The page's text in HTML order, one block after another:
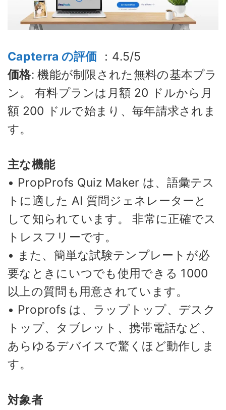
Capterra の評価 ：4.5/5
価格: 機能が制限された無料の基本プラ
ン。 有料プランは月額 20 ドルから月
額 200 ドルで始まり、毎年請求されま
す。
主な機能
• PropProfs Quiz Maker は、語彙テス
トに適した AI 質問ジェネレーターと
して知られています。 非常に正確でス
トレスフリーです。
• また、簡単な試験テンプレートが必
要なときにいつでも使用できる 1000
以上の質問も用意されています。
• Proprofs は、ラップトップ、デスク
トップ、タブレット、携帯電話など、
あらゆるデバイスで驚くほど動作しま
す。
対象者